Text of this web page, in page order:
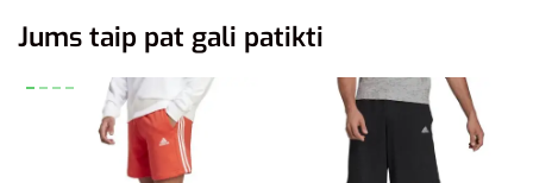
Jums taip pat gali patikti